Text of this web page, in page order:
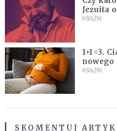
Jezuita
KSIĄŻKI
1+1=3.
nowego
KSIĄŻKI
SKOMENTUJ